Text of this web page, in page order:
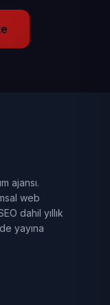
ajansı.
web
dahil yıllık
yayına